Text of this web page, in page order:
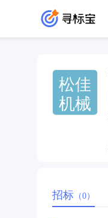
松佳
机械
招标 （0）